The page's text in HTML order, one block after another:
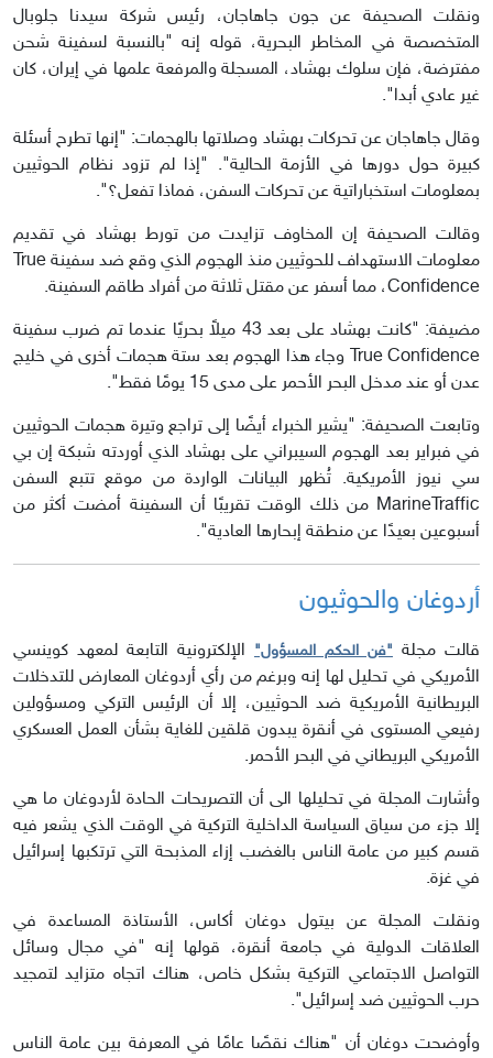
ونقلت الصحيفة عن جون جاهاجان، رئيس شركة سيدنا جلوبال
المتخصصة في المخاطر البحرية، قوله إنه "بالنسبة لسفينة شحن
مفترضة، فإن سلوك بهشاد، المسجلة والمرفعة علمها في إيران، كان
غير عادي أبدا".
وقال جاهاجان عن تحركات بهشاد وصلاتها بالهجمات: "إنها تطرح أسئلة
كبيرة حول دورها في الأزمة الحالية". "إذا لم تزود نظام الحوثيين
بمعلومات استخباراتية عن تحركات السفن، فماذا تفعل؟".
وقالت الصحيفة إن المخاوف تزايدت من تورط بهشاد في تقديم
معلومات الاستهداف للحوثيين منذ الهجوم الذي وقع ضد سفينة True
Confidence، مما أسفر عن مقتل ثلاثة من أفراد طاقم السفينة.
مضيفة: "كانت بهشاد على بعد 43 ميلاً بحريًا عندما تم ضرب سفينة
True Confidence وجاء هذا الهجوم بعد ستة هجمات أخرى في خليج
عدن أو عند مدخل البحر الأحمر على مدى 15 يومًا فقط".
وتابعت الصحيفة: "يشير الخبراء أيضًا إلى تراجع وتيرة هجمات الحوثيين
في فبراير بعد الهجوم السيبراني على بهشاد الذي أوردته شبكة إن بي
سي نيوز الأمريكية. تُظهر البيانات الواردة من موقع تتبع السفن
MarineTraffic من ذلك الوقت تقريبًا أن السفينة أمضت أكثر من
أسبوعين بعيدًا عن منطقة إبحارها العادية".
أردوغان والحوثيون
قالت مجلة "فن الحكم المسؤول" الإلكترونية التابعة لمعهد كوينسي
الأمريكي في تحليل لها إنه وبرغم من رأي أردوغان المعارض للتدخلات
البريطانية الأمريكية ضد الحوثيين، إلا أن الرئيس التركي ومسؤولين
رفيعي المستوى في أنقرة يبدون قلقين للغاية بشأن العمل العسكري
الأمريكي البريطاني في البحر الأحمر.
وأشارت المجلة في تحليلها الى أن التصريحات الحادة لأردوغان ما هي
إلا جزء من سياق السياسة الداخلية التركية في الوقت الذي يشعر فيه
قسم كبير من عامة الناس بالغضب إزاء المذبحة التي ترتكبها إسرائيل
في غزة.
ونقلت المجلة عن بيتول دوغان أكاس، الأستاذة المساعدة في
العلاقات الدولية في جامعة أنقرة، قولها إنه "في مجال وسائل
التواصل الاجتماعي التركية بشكل خاص، هناك اتجاه متزايد لتمجيد
حرب الحوثيين ضد إسرائيل".
وأوضحت دوغان أن "هناك نقصًا عامًا في المعرفة بين عامة الناس